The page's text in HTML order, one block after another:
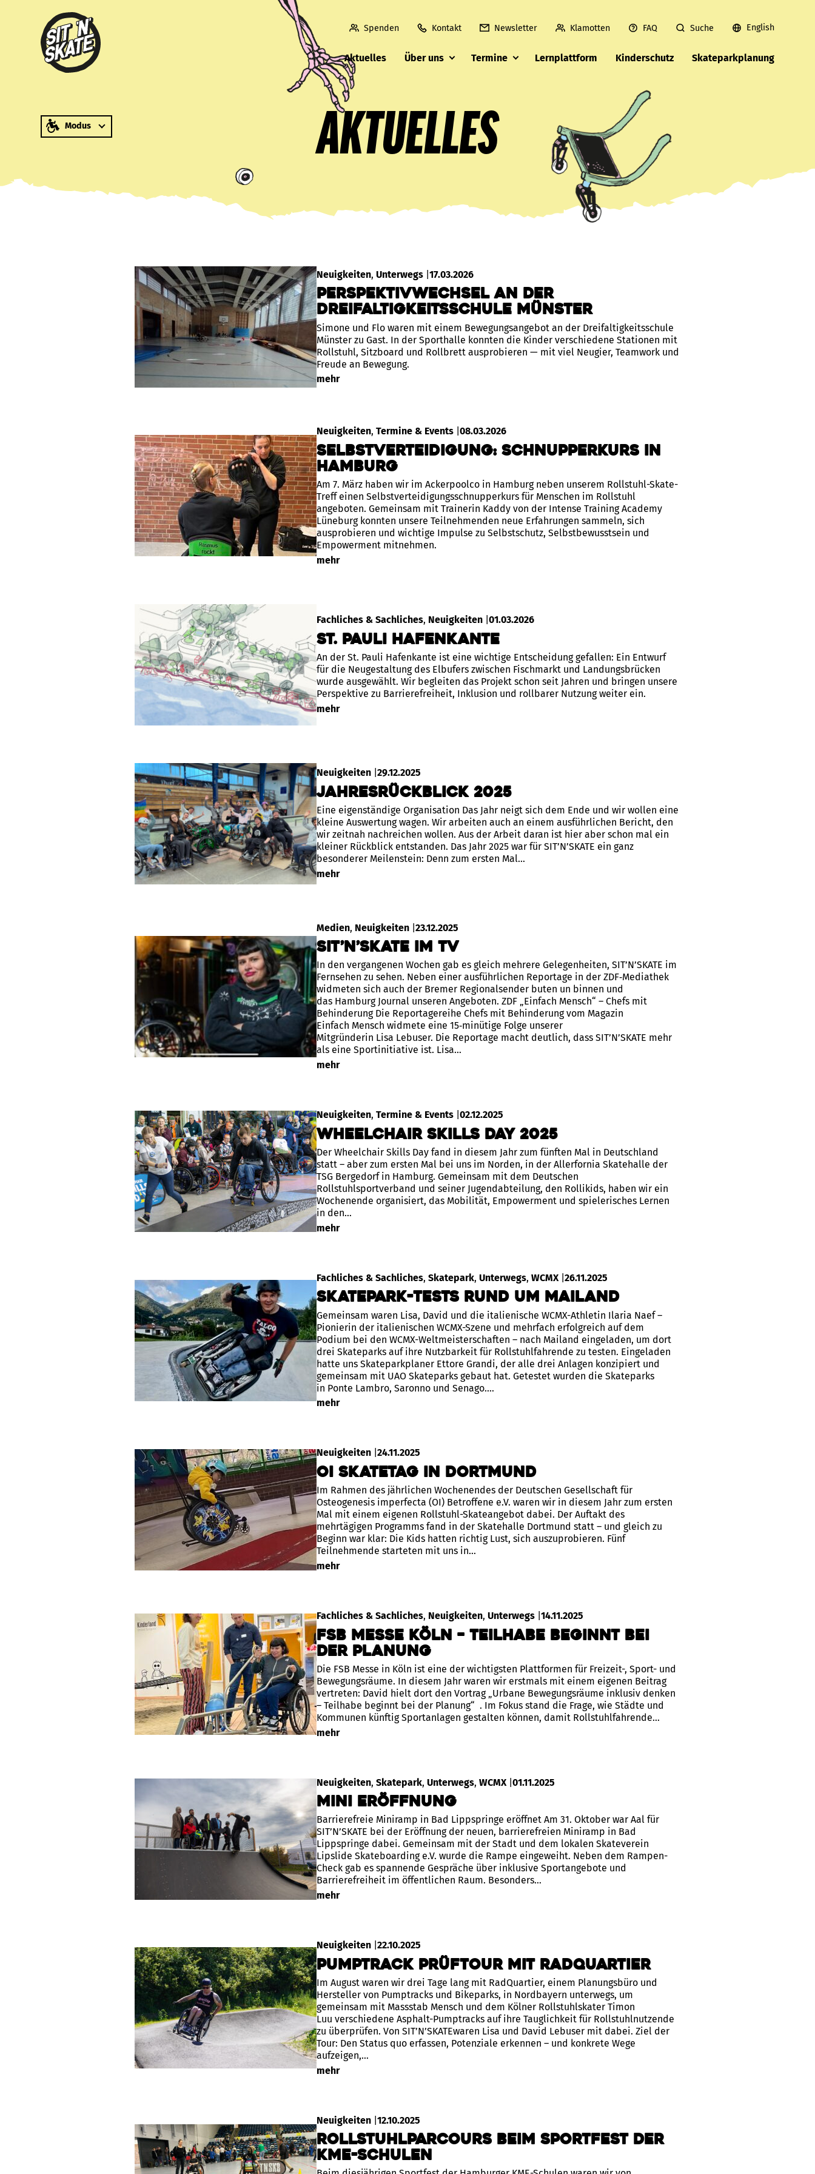
Modus
Aktuelles Über uns Termine Lernplattform Kinderschutz Skateparkplanung
Spenden Kontakt Newsletter Klamotten FAQ Suche English
AKTUELLES
Neuigkeiten, Unterwegs| 17.03.2026
Perspektivwechsel an der
Dreifaltigkeitsschule Münster
Simone und Flo waren mit einem Bewegungsangebot an der Dreifaltigkeitsschule
Münster zu Gast. In der Sporthalle konnten die Kinder verschiedene Stationen mit
Rollstuhl, Sitzboard und Rollbrett ausprobieren — mit viel Neugier, Teamwork und
Freude an Bewegung.
mehr
Neuigkeiten, Termine & Events| 08.03.2026
Selbstverteidigung: Schnupperkurs in
Hamburg
Am 7. März haben wir im Ackerpoolco in Hamburg neben unserem Rollstuhl-Skate-
Treff einen Selbstverteidigungsschnupperkurs für Menschen im Rollstuhl
angeboten. Gemeinsam mit Trainerin Kaddy von der Intense Training Academy
Lüneburg konnten unsere Teilnehmenden neue Erfahrungen sammeln, sich
ausprobieren und wichtige Impulse zu Selbstschutz, Selbstbewusstsein und
Empowerment mitnehmen.
mehr
Fachliches & Sachliches, Neuigkeiten| 01.03.2026
St. Pauli Hafenkante
An der St. Pauli Hafenkante ist eine wichtige Entscheidung gefallen: Ein Entwurf
für die Neugestaltung des Elbufers zwischen Fischmarkt und Landungsbrücken
wurde ausgewählt. Wir begleiten das Projekt schon seit Jahren und bringen unsere
Perspektive zu Barrierefreiheit, Inklusion und rollbarer Nutzung weiter ein.
mehr
Neuigkeiten| 29.12.2025
Jahresrückblick 2025
Eine eigenständige Organisation Das Jahr neigt sich dem Ende und wir wollen eine
kleine Auswertung wagen. Wir arbeiten auch an einem ausführlichen Bericht, den
wir zeitnah nachreichen wollen. Aus der Arbeit daran ist hier aber schon mal ein
kleiner Rückblick entstanden. Das Jahr 2025 war für SIT’N’SKATE ein ganz
besonderer Meilenstein: Denn zum ersten Mal…
mehr
Medien, Neuigkeiten| 23.12.2025
SIT’N’SKATE im TV
In den vergangenen Wochen gab es gleich mehrere Gelegenheiten, SIT’N’SKATE im
Fernsehen zu sehen. Neben einer ausführlichen Reportage in der ZDF‑Mediathek
widmeten sich auch der Bremer Regionalsender buten un binnen und
das Hamburg Journal unseren Angeboten. ZDF „Einfach Mensch“ – Chefs mit
Behinderung Die Reportagereihe Chefs mit Behinderung vom Magazin
Einfach Mensch widmete eine 15‑minütige Folge unserer
Mitgründerin Lisa Lebuser. Die Reportage macht deutlich, dass SIT’N’SKATE mehr
als eine Sportinitiative ist. Lisa…
mehr
Neuigkeiten, Termine & Events| 02.12.2025
Wheelchair Skills Day 2025
Der Wheelchair Skills Day fand in diesem Jahr zum fünften Mal in Deutschland
statt – aber zum ersten Mal bei uns im Norden, in der Allerfornia Skatehalle der
TSG Bergedorf in Hamburg. Gemeinsam mit dem Deutschen
Rollstuhlsportverband und seiner Jugendabteilung, den Rollikids, haben wir ein
Wochenende organisiert, das Mobilität, Empowerment und spielerisches Lernen
in den…
mehr
Fachliches & Sachliches, Skatepark, Unterwegs, WCMX| 26.11.2025
Skatepark-Tests rund um Mailand
Gemeinsam waren Lisa, David und die italienische WCMX-Athletin Ilaria Naef –
Pionierin der italienischen WCMX-Szene und mehrfach erfolgreich auf dem
Podium bei den WCMX-Weltmeisterschaften – nach Mailand eingeladen, um dort
drei Skateparks auf ihre Nutzbarkeit für Rollstuhlfahrende zu testen. Eingeladen
hatte uns Skateparkplaner Ettore Grandi, der alle drei Anlagen konzipiert und
gemeinsam mit UAO Skateparks gebaut hat. Getestet wurden die Skateparks
in Ponte Lambro, Saronno und Senago.…
mehr
Neuigkeiten| 24.11.2025
OI Skatetag in Dortmund
Im Rahmen des jährlichen Wochenendes der Deutschen Gesellschaft für
Osteogenesis imperfecta (OI) Betroffene e.V. waren wir in diesem Jahr zum ersten
Mal mit einem eigenen Rollstuhl-Skateangebot dabei. Der Auftakt des
mehrtägigen Programms fand in der Skatehalle Dortmund statt – und gleich zu
Beginn war klar: Die Kids hatten richtig Lust, sich auszuprobieren. Fünf
Teilnehmende starteten mit uns in…
mehr
Fachliches & Sachliches, Neuigkeiten, Unterwegs| 14.11.2025
FSB Messe Köln – Teilhabe beginnt bei
der Planung
Die FSB Messe in Köln ist eine der wichtigsten Plattformen für Freizeit-, Sport- und
Bewegungsräume. In diesem Jahr waren wir erstmals mit einem eigenen Beitrag
vertreten: David hielt dort den Vortrag „Urbane Bewegungsräume inklusiv denken
– Teilhabe beginnt bei der Planung“ . Im Fokus stand die Frage, wie Städte und
Kommunen künftig Sportanlagen gestalten können, damit Rollstuhlfahrende…
mehr
Neuigkeiten, Skatepark, Unterwegs, WCMX| 01.11.2025
Mini Eröffnung
Barrierefreie Miniramp in Bad Lippspringe eröffnet Am 31. Oktober war Aal für
SIT’N’SKATE bei der Eröffnung der neuen, barrierefreien Miniramp in Bad
Lippspringe dabei. Gemeinsam mit der Stadt und dem lokalen Skateverein
Lipslide Skateboarding e.V. wurde die Rampe eingeweiht. Neben dem Rampen-
Check gab es spannende Gespräche über inklusive Sportangebote und
Barrierefreiheit im öffentlichen Raum. Besonders…
mehr
Neuigkeiten| 22.10.2025
Pumptrack Prüftour mit RadQuartier
Im August waren wir drei Tage lang mit RadQuartier, einem Planungsbüro und
Hersteller von Pumptracks und Bikeparks, in Nordbayern unterwegs, um
gemeinsam mit Massstab Mensch und dem Kölner Rollstuhlskater Timon
Luu verschiedene Asphalt-Pumptracks auf ihre Tauglichkeit für Rollstuhlnutzende
zu überprüfen. Von SIT’N’SKATEwaren Lisa und David Lebuser mit dabei. Ziel der
Tour: Den Status quo erfassen, Potenziale erkennen – und konkrete Wege
aufzeigen,…
mehr
Neuigkeiten| 12.10.2025
Rollstuhlparcours beim Sportfest der
KME-Schulen